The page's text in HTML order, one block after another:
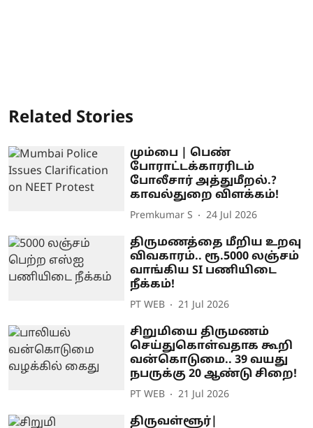
Related Stories
மும்பை | பெண்
போராட்டக்காரரிடம்
போலீசார் அத்துமீறல்.?
காவல்துறை விளக்கம்!
Premkumar S 24 Jul 2026
திருமணத்தை மீறிய உறவு
விவகாரம்.. ரூ.5000 லஞ்சம்
வாங்கிய SI பணியிடை
நீக்கம்!
PT WEB 21 Jul 2026
சிறுமியை திருமணம்
செய்துகொள்வதாக கூறி
வன்கொடுமை.. 39 வயது
நபருக்கு 20 ஆண்டு சிறை!
PT WEB 21 Jul 2026
திருவள்ளூர்|